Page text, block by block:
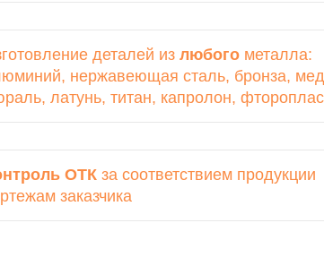
деталей из любого металла:
нержавеющая сталь, бронза,
латунь, титан, капролон,
ОТК за соответствием продукции
заказчика